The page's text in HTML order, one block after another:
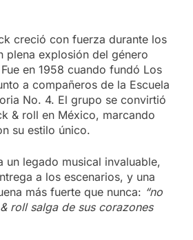
creció con fuerza durante los
plena explosión del género
en 1958 cuando fundó Los
a compañeros de la Escuela
No. 4. El grupo se convirtió
& roll en México, marcando
su estilo único.
un legado musical invaluable,
a los escenarios, y una
más fuerte que nunca: “no
roll salga de sus corazones